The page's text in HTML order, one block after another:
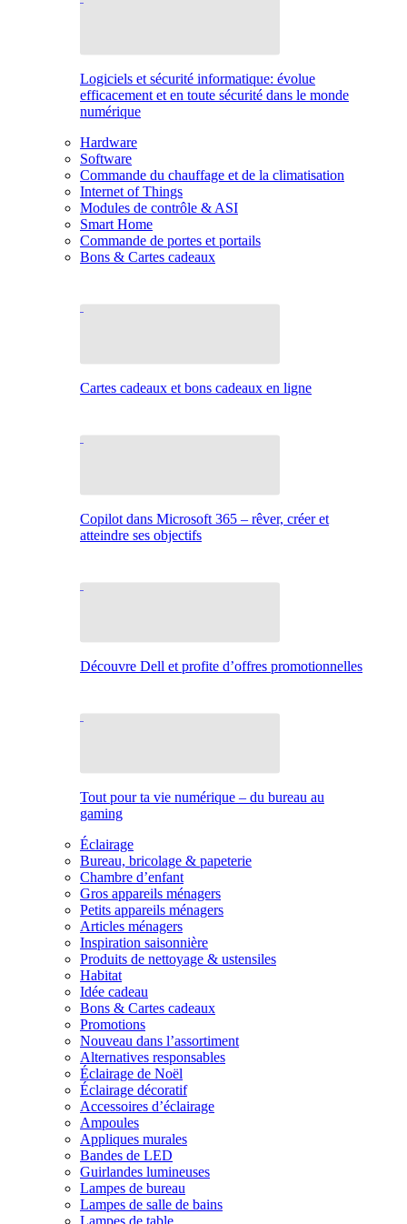
Logiciels et sécurité informatique: évolue
efficacement et en toute sécurité dans le monde
numérique
Hardware
Software
Commande du chauffage et de la climatisation
Internet of Things
Modules de contrôle & ASI
Smart Home
Commande de portes et portails
Bons & Cartes cadeaux
Cartes cadeaux et bons cadeaux en ligne
Copilot dans Microsoft 365 – rêver, créer et
atteindre ses objectifs
Découvre Dell et profite d’offres promotionnelles
Tout pour ta vie numérique – du bureau au
gaming
Éclairage
Bureau, bricolage & papeterie
Chambre d’enfant
Gros appareils ménagers
Petits appareils ménagers
Articles ménagers
Inspiration saisonnière
Produits de nettoyage & ustensiles
Habitat
Idée cadeau
Bons & Cartes cadeaux
Promotions
Nouveau dans l’assortiment
Alternatives responsables
Éclairage de Noël
Éclairage décoratif
Accessoires d’éclairage
Ampoules
Appliques murales
Bandes de LED
Guirlandes lumineuses
Lampes de bureau
Lampes de salle de bains
Lampes de table